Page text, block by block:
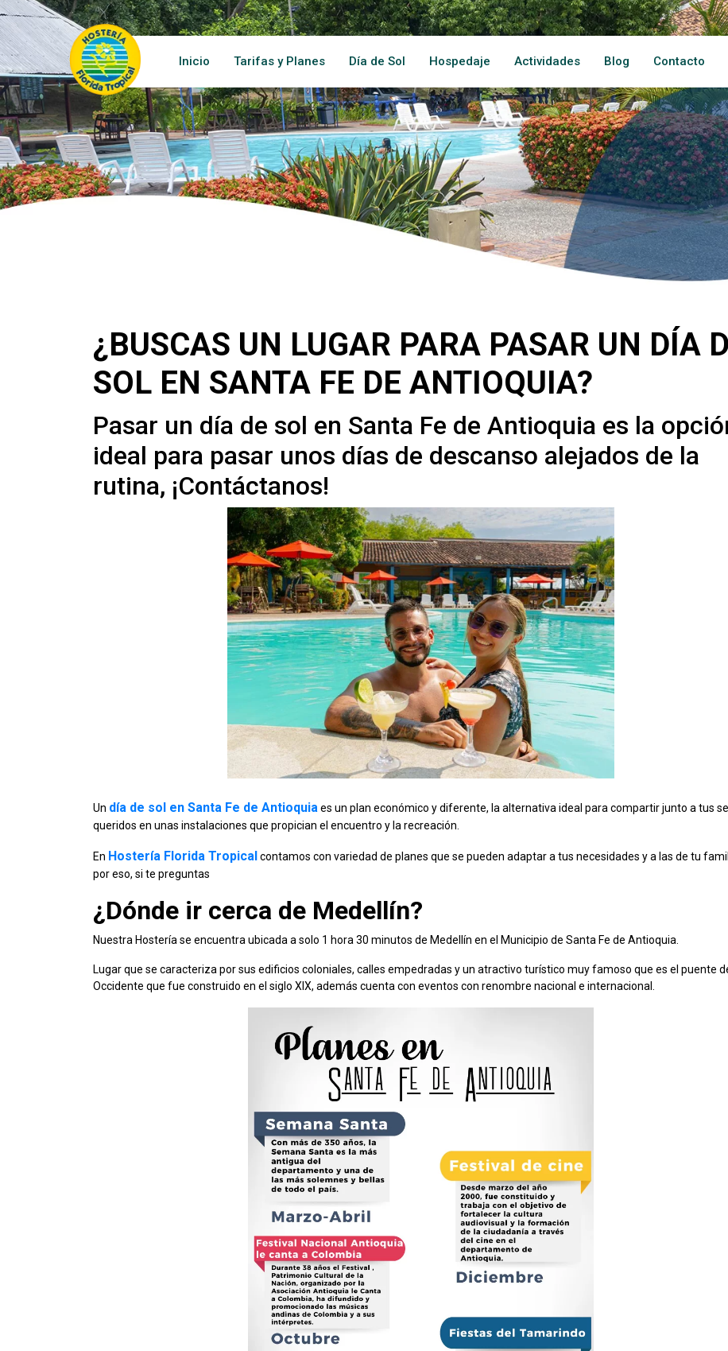
Inicio Tarifas y Planes Día de Sol Hospedaje Actividades Blog Contacto
¿BUSCAS UN LUGAR PARA PASAR UN DÍA
SOL EN SANTA FE DE ANTIOQUIA?
Pasar un día de sol en Santa Fe de Antioquia es la
ideal para pasar unos días de descanso alejados de la
rutina, ¡Contáctanos!
Un día de sol en Santa Fe de Antioquia es un plan económico y diferente, la alternativa ideal para compartir junto a tus
queridos en unas instalaciones que propician el encuentro y la recreación.
En Hostería Florida Tropicalcontamos con variedad de planes que se pueden adaptar a tus necesidades y a las de tu
por eso, si te preguntas
¿Dónde ir cerca de Medellín?
Nuestra Hostería se encuentra ubicada a solo 1 hora 30 minutos de Medellín en el Municipio de Santa Fe de Antioquia.
Lugar que se caracteriza por sus edificios coloniales, calles empedradas y un atractivo turístico muy famoso que es el puente
Occidente que fue construido en el siglo XIX, además cuenta con eventos con renombre nacional e internacional.